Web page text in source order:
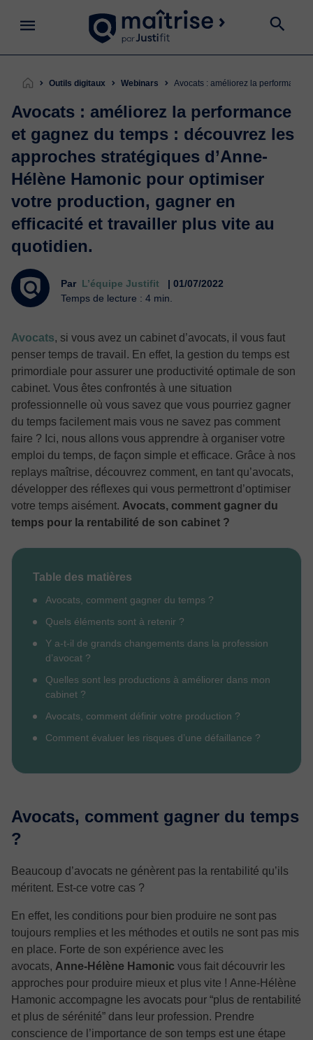
Outils digitaux Webinars Avocats : améliorez la
Avocats : améliorez la performance
et gagnez du temps : découvrez les
approches stratégiques d’Anne-
Hélène Hamonic pour optimiser
votre production, gagner en
efficacité et travailler plus vite au
quotidien.
Par L’équipe Justifit
| 01/07/2022
Temps de lecture : 4 min.
Avocats, si vous avez un cabinet d’avocats, il vous faut
penser temps de travail. En effet, la gestion du temps est
primordiale pour assurer une productivité optimale de son
cabinet. Vous êtes confrontés à une situation
professionnelle où vous savez que vous pourriez gagner
du temps facilement mais vous ne savez pas comment
faire ? Ici, nous allons vous apprendre à organiser votre
emploi du temps, de façon simple et efficace. Grâce à nos
replays maîtrise, découvrez comment, en tant qu’avocats,
développer des réflexes qui vous permettront d’optimiser
votre temps aisément. Avocats, comment gagner du
temps pour la rentabilité de son cabinet ?
Table des matières
Avocats, comment gagner du temps ?
Quels éléments sont à retenir ?
Y a-t-il de grands changements dans la profession
d’avocat ?
Quelles sont les productions à améliorer dans mon
cabinet ?
Avocats, comment définir votre production ?
Comment évaluer les risques d’une défaillance ?
Avocats, comment gagner du temps
?
Beaucoup d’avocats ne génèrent pas la rentabilité qu’ils
méritent. Est-ce votre cas ?
En effet, les conditions pour bien produire ne sont pas
toujours remplies et les méthodes et outils ne sont pas mis
en place. Forte de son expérience avec les
avocats, Anne-Hélène Hamonic vous fait découvrir les
approches pour produire mieux et plus vite ! Anne-Hélène
Hamonic accompagne les avocats pour “plus de rentabilité
et plus de sérénité” dans leur profession. Prendre
conscience de l’importance de son temps est une étape